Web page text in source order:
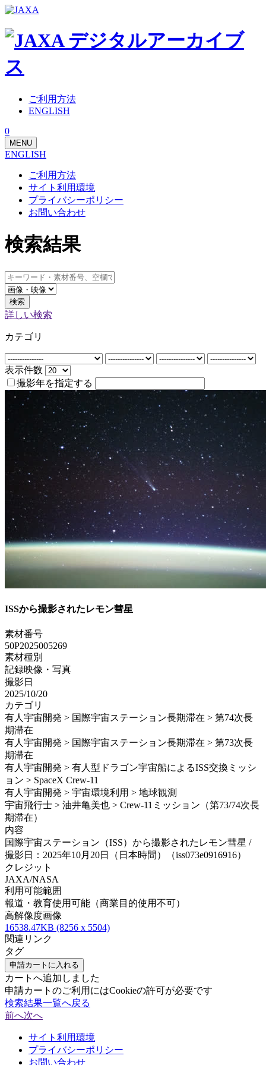
ご利用方法
ENGLISH
0
MENU
ENGLISH
ご利用方法
サイト利用環境
プライバシーポリシー
お問い合わせ
検索結果
検索
詳しい検索
カテゴリ
表示件数
撮影年を指定する
ISSから撮影されたレモン彗星
素材番号
50P2025005269
素材種別
記録映像・写真
撮影日
2025/10/20
カテゴリ
有人宇宙開発 > 国際宇宙ステーション長期滞在 > 第74次長
期滞在
有人宇宙開発 > 国際宇宙ステーション長期滞在 > 第73次長
期滞在
有人宇宙開発 > 有人型ドラゴン宇宙船によるISS交換ミッシ
ョン > SpaceX Crew-11
有人宇宙開発 > 宇宙環境利用 > 地球観測
宇宙飛行士 > 油井亀美也 > Crew-11ミッション（第73/74次長
期滞在）
内容
国際宇宙ステーション（ISS）から撮影されたレモン彗星 /
撮影日：2025年10月20日（日本時間）（iss073e0916916）
クレジット
JAXA/NASA
利用可能範囲
報道・教育使用可能（商業目的使用不可）
高解像度画像
16538.47KB (8256 x 5504)
関連リンク
タグ
申請カートに入れる
カートへ追加しました
申請カートのご利用にはCookieの許可が必要です
検索結果一覧へ戻る
前へ次へ
サイト利用環境
プライバシーポリシー
お問い合わせ